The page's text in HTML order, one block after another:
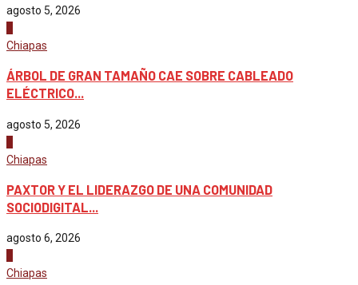
agosto 5, 2026
Chiapas
ÁRBOL DE GRAN TAMAÑO CAE SOBRE CABLEADO
ELÉCTRICO...
agosto 5, 2026
Chiapas
PAXTOR Y EL LIDERAZGO DE UNA COMUNIDAD
SOCIODIGITAL...
agosto 6, 2026
Chiapas